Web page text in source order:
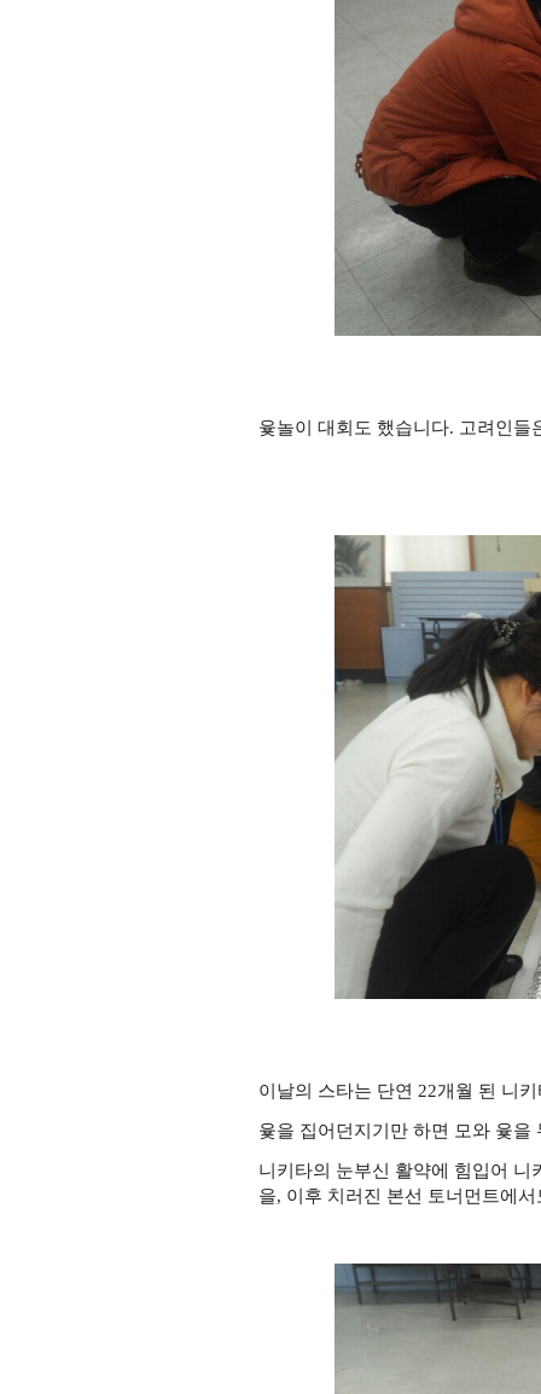
윷놀이 대회도 했습니다. 고려인
이날의 스타는 단연 22개월 된 니
윷을 집어던지기만 하면 모와 윷
니키타의 눈부신 활약에 힘입어
을, 이후 치러진 본선 토너먼트에